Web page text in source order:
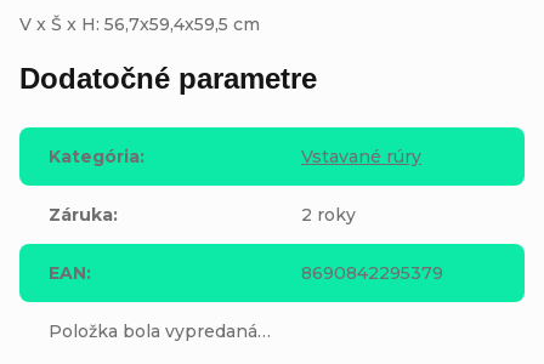
V x Š x H: 56,7x59,4x59,5 cm
Dodatočné parametre
Kategória: Vstavané rúry
Záruka: 2 roky
EAN: 8690842295379
Položka bola vypredaná…